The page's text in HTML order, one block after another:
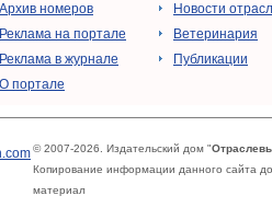
Архив номеров
Реклама на портале
Реклама в журнале
О портале
Новости
Ветеринария
Публикации
© 2007-2026. Издательский дом "
Копирование информации данного сайта
материал